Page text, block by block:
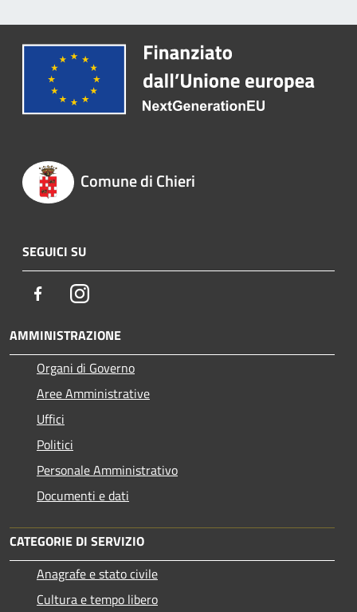
Comune di Chieri
SEGUICI SU
FacebookInstagram
AMMINISTRAZIONE
Organi di Governo
Aree Amministrative
Uffici
Politici
Personale Amministrativo
Documenti e dati
CATEGORIE DI SERVIZIO
Anagrafe e stato civile
Cultura e tempo libero